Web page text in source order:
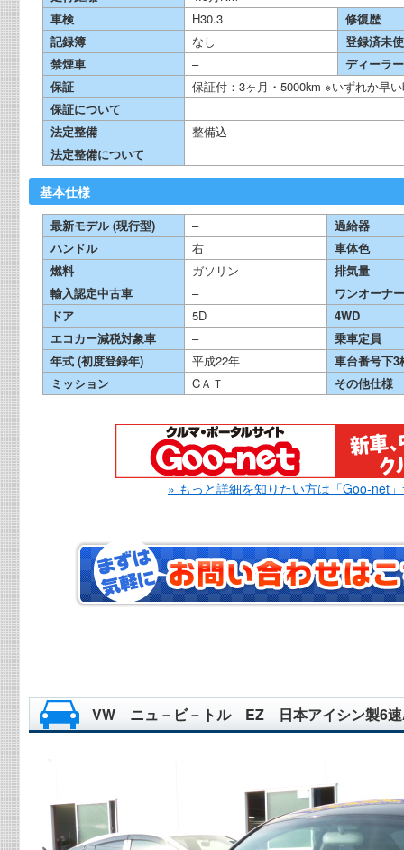
車検
H30.3
修復歴
記録簿
なし
登録済未
禁煙車
–
ディーラ
保証
保証付：3ヶ月・5000km ※いずれか早
保証について
法定整備
整備込
法定整備について
基本仕様
最新モデル (現行型) –
過給器
ハンドル
右
車体色
燃料
ガソリン
排気量
輸入認定中古車
–
ワンオーナー
ドア
5D
4WD
エコカー減税対象車
–
乗車定員
年式 (初度登録年)
平成22年
車台番号下3
ミッション
CＡＴ その他仕様
» もっと詳細を知りたい方は「Goo-net
VW ニュ－ビ－トル EZ 日本アイシン製6